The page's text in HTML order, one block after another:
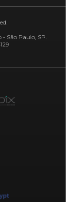
São Paulo, SP.